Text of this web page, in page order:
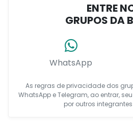
ENTRE
GRUPOS DA
WhatsApp
As regras de privacidade dos
WhatsApp e Telegram, ao entrar,
por outros